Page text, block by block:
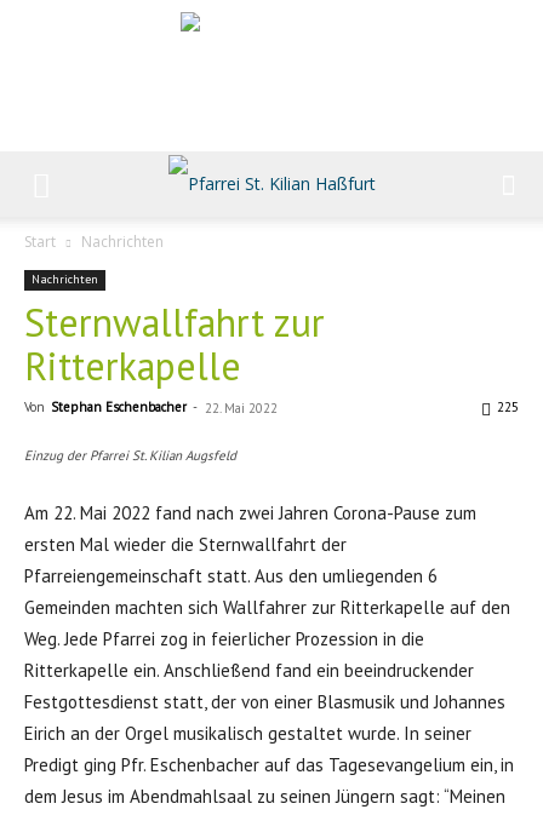
Start Nachrichten
Nachrichten
Sternwallfahrt zur
Ritterkapelle
Von Stephan Eschenbacher - 22. Mai 2022 225
Einzug der Pfarrei St. Kilian Augsfeld
Am 22. Mai 2022 fand nach zwei Jahren Corona-Pause zum
ersten Mal wieder die Sternwallfahrt der
Pfarreiengemeinschaft statt. Aus den umliegenden 6
Gemeinden machten sich Wallfahrer zur Ritterkapelle auf den
Weg. Jede Pfarrei zog in feierlicher Prozession in die
Ritterkapelle ein. Anschließend fand ein beeindruckender
Festgottesdienst statt, der von einer Blasmusik und Johannes
Eirich an der Orgel musikalisch gestaltet wurde. In seiner
Predigt ging Pfr. Eschenbacher auf das Tagesevangelium ein, in
dem Jesus im Abendmahlsaal zu seinen Jüngern sagt: “Meinen